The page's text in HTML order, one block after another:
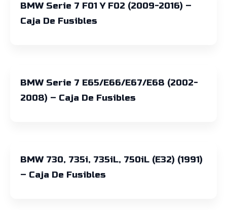
BMW Serie 7 F01 Y F02 (2009-2016) –
Caja De Fusibles
BMW Serie 7 E65/E66/E67/E68 (2002-
2008) – Caja De Fusibles
BMW 730, 735i, 735iL, 750iL (e32) (1991)
– Caja De Fusibles